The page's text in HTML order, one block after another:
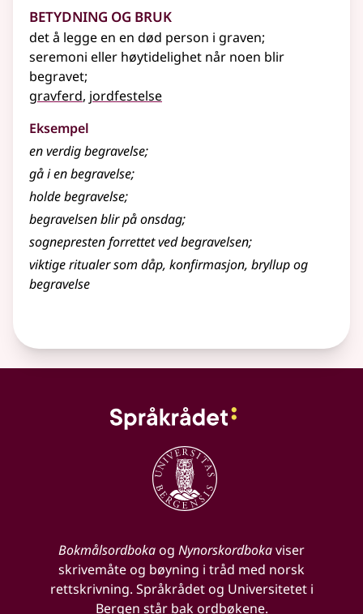
Betydning og bruk
det å legge en en død person i graven;
seremoni eller høytidelighet når noen blir
begravet;
gravferd, jordfestelse
Eksempel
en verdig begravelse;
gå i enbegravelse;
holdebegravelse;
begravelsenblir på onsdag;
sognepresten forrettet vedbegravelsen;
viktige ritualer som dåp, konfirmasjon, bryllup og
begravelse
Bokmålsordbokaog Nynorskordbokaviser
skrivemåte og bøyning i tråd med norsk
rettskrivning. Språkrådet og Universitetet i
Bergen står bak ordbøkene.